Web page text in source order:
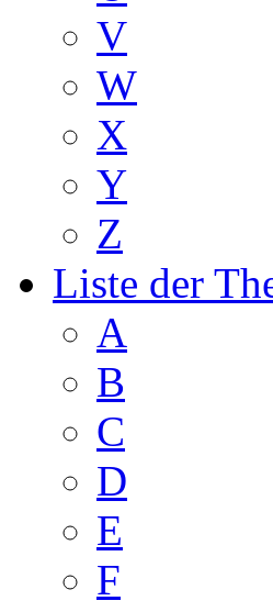
V
W
X
Y
Z
Liste der
A
B
C
D
E
F